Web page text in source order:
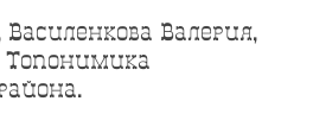
Валерия,
Топонимика